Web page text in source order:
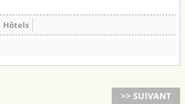
Hôtels
>> SUIVANT